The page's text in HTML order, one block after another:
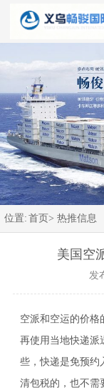
位置: 首页> 热推信息
美国空
发
空派和空运的价格
再使用当地快递派
些，快递是免预约
清包税的，也不需